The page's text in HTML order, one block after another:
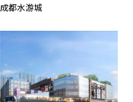
成都水游城